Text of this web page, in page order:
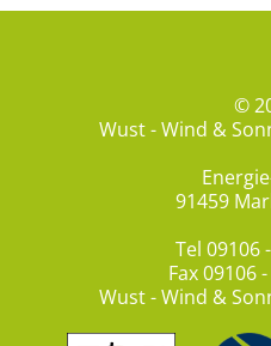
©
Wust - Wind &
91459
Tel 09106
Fax 09106
Wust - Wind &